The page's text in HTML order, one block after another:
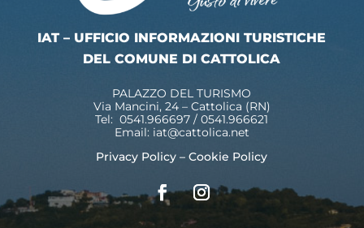
IAT – UFFICIO INFORMAZIONI TURISTICHE
DEL COMUNE DI CATTOLICA
PALAZZO DEL TURISMO
Via Mancini, 24 – Cattolica (RN)
Tel: 0541.966697 / 0541.966621
Email: iat@cattolica.net
Privacy Policy –Cookie Policy